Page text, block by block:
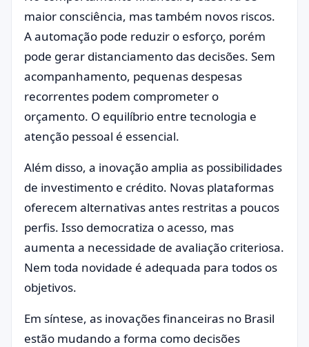
maior consciência, mas também novos riscos.
A automação pode reduzir o esforço, porém
pode gerar distanciamento das decisões. Sem
acompanhamento, pequenas despesas
recorrentes podem comprometer o
orçamento. O equilíbrio entre tecnologia e
atenção pessoal é essencial.
Além disso, a inovação amplia as possibilidades
de investimento e crédito. Novas plataformas
oferecem alternativas antes restritas a poucos
perfis. Isso democratiza o acesso, mas
aumenta a necessidade de avaliação criteriosa.
Nem toda novidade é adequada para todos os
objetivos.
Em síntese, as inovações financeiras no Brasil
estão mudando a forma como decisões